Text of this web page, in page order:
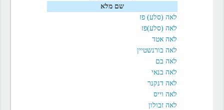
שם מלא
לאה (סלע) פז
לאה (סלע)פז
לאה אטד
לאה בורנשטיין
לאה בם
לאה בנאי
לאה דנקנר
לאה וייס
לאה זבולון